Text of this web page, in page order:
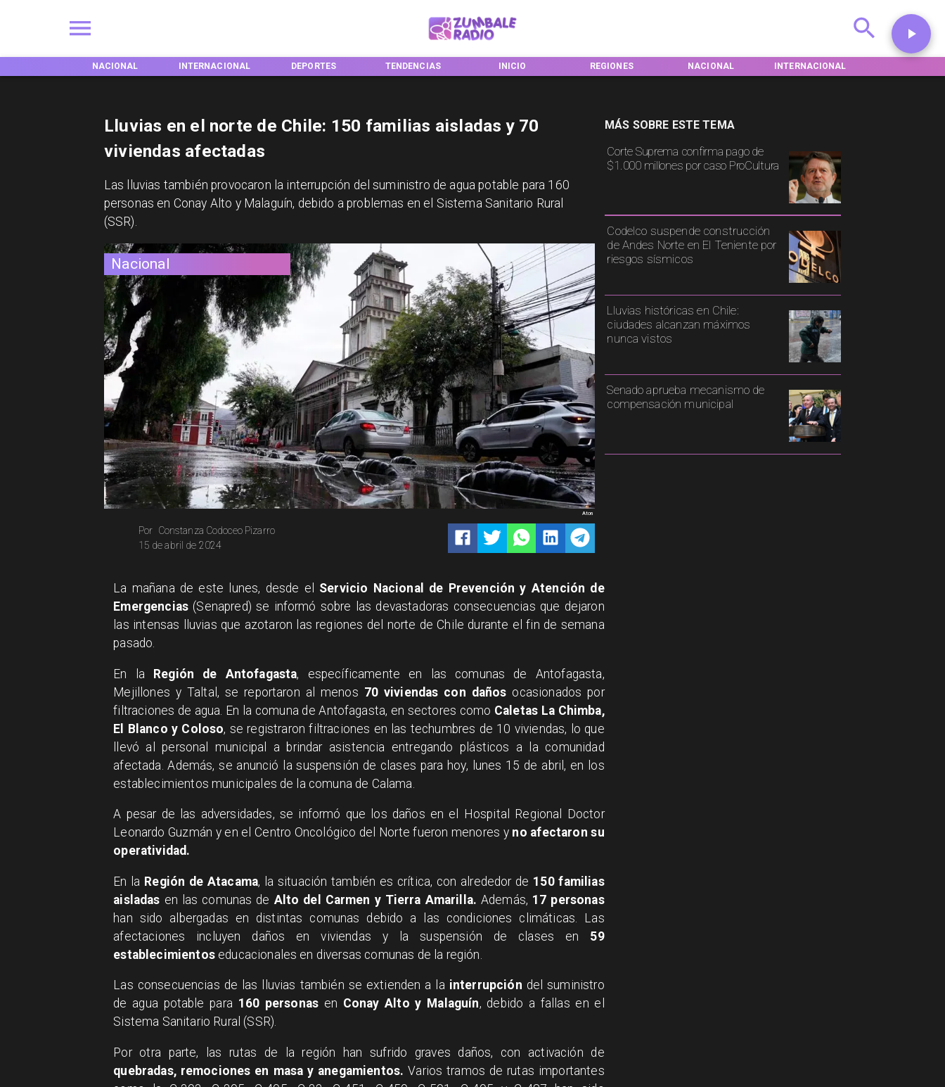
NACIONAL INTERNACIONAL DEPORTES TENDENCIAS INICIO REGIONES NACIONAL INTERNACIONAL
Nacional
Constanza Codoceo Pizarro
Por
15 de abril de 2024
Aton
Corte Suprema confirma pago de
$1.000 millones por caso ProCultura
Codelco suspende construcción
de Andes Norte en El Teniente por
riesgos sísmicos
Lluvias históricas en Chile:
ciudades alcanzan máximos
nunca vistos
Senado aprueba mecanismo de
compensación municipal
MÁS SOBRE ESTE TEMA
Lluvias en el norte de Chile: 150 familias aisladas y 70
viviendas afectadas
Las lluvias también provocaron la interrupción del suministro de agua potable para 160
personas en Conay Alto y Malaguín, debido a problemas en el Sistema Sanitario Rural
(SSR).
La mañana de este lunes, desde el Servicio Nacional de Prevención y Atención de
Emergencias (Senapred) se informó sobre las devastadoras consecuencias que dejaron
las intensas lluvias que azotaron las regiones del norte de Chile durante el fin de semana
pasado.
En la Región de Antofagasta, específicamente en las comunas de Antofagasta,
Mejillones y Taltal, se reportaron al menos 70 viviendas con daños ocasionados por
filtraciones de agua. En la comuna de Antofagasta, en sectores como Caletas La Chimba,
El Blanco y Coloso, se registraron filtraciones en las techumbres de 10 viviendas, lo que
llevó al personal municipal a brindar asistencia entregando plásticos a la comunidad
afectada. Además, se anunció la suspensión de clases para hoy, lunes 15 de abril, en los
establecimientos municipales de la comuna de Calama.
A pesar de las adversidades, se informó que los daños en el Hospital Regional Doctor
Leonardo Guzmán y en el Centro Oncológico del Norte fueron menores y no afectaron su
operatividad.
En la Región de Atacama, la situación también es crítica, con alrededor de 150 familias
aisladas en las comunas de Alto del Carmen y Tierra Amarilla. Además, 17 personas
han sido albergadas en distintas comunas debido a las condiciones climáticas. Las
afectaciones incluyen daños en viviendas y la suspensión de clases en 59
establecimientoseducacionales en diversas comunas de la región.
Las consecuencias de las lluvias también se extienden a la interrupción del suministro
de agua potable para 160 personas en Conay Alto y Malaguín, debido a fallas en el
Sistema Sanitario Rural (SSR).
Por otra parte, las rutas de la región han sufrido graves daños, con activación de
quebradas, remociones en masa y anegamientos. Varios tramos de rutas importantes